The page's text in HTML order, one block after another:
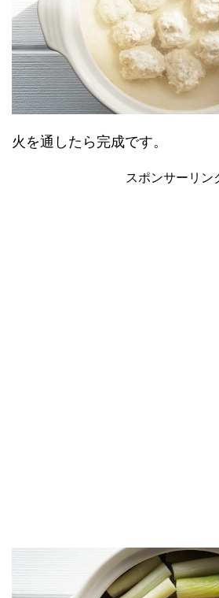
火を通したら完成です。
スポンサーリン